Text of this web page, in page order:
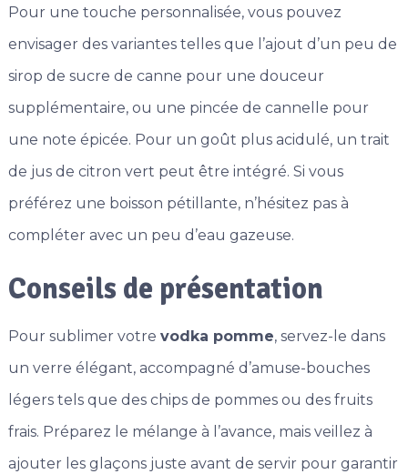
Pour une touche personnalisée, vous pouvez
envisager des variantes telles que l’ajout d’un peu de
sirop de sucre de canne pour une douceur
supplémentaire, ou une pincée de cannelle pour
une note épicée. Pour un goût plus acidulé, un trait
de jus de citron vert peut être intégré. Si vous
préférez une boisson pétillante, n’hésitez pas à
compléter avec un peu d’eau gazeuse.
Conseils de présentation
Pour sublimer votre vodka pomme, servez-le dans
un verre élégant, accompagné d’amuse-bouches
légers tels que des chips de pommes ou des fruits
frais. Préparez le mélange à l’avance, mais veillez à
ajouter les glaçons juste avant de servir pour garantir